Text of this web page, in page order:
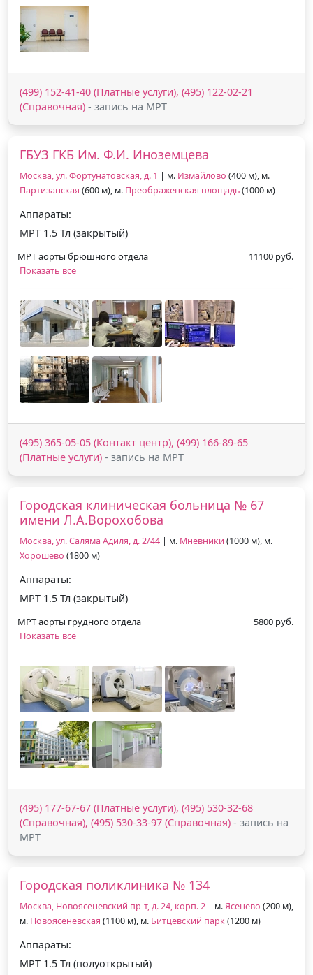
(499) 152-41-40 (Платные услуги), (495) 122-02-21
(Справочная) - запись на МРТ
ГБУЗ ГКБ Им. Ф.И. Иноземцева
Москва, ул. Фортунатовская, д. 1 | м. Измайлово (400 м), м.
Партизанская (600 м), м. Преображенская площадь(1000 м)
Аппараты:
МРТ 1.5 Тл (закрытый)
МРТ аорты брюшного отдела
11100 руб.
Показать все
(495) 365-05-05 (Контакт центр), (499) 166-89-65
(Платные услуги) - запись на МРТ
Городская клиническая больница № 67
имени Л.А.Ворохобова
Москва, ул. Саляма Адиля, д. 2/44 | м. Мнёвники (1000 м), м.
Хорошево (1800 м)
Аппараты:
МРТ 1.5 Тл (закрытый)
МРТ аорты грудного отдела
5800 руб.
Показать все
(495) 177-67-67 (Платные услуги), (495) 530-32-68
(Справочная), (495) 530-33-97 (Справочная) - запись на
МРТ
Городская поликлиника № 134
Москва, Новоясеневский пр-т, д. 24, корп. 2 | м.Ясенево (200 м),
м. Новоясеневская (1100 м), м. Битцевский парк(1200 м)
Аппараты:
МРТ 1.5 Тл (полуоткрытый)